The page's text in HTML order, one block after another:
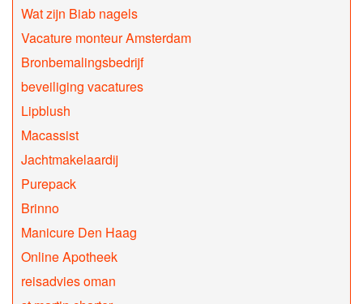
Wat zijn Biab nagels
Vacature monteur Amsterdam
Bronbemalingsbedrijf
beveiliging vacatures
Lipblush
Macassist
Jachtmakelaardij
Purepack
Brinno
Manicure Den Haag
Online Apotheek
reisadvies oman